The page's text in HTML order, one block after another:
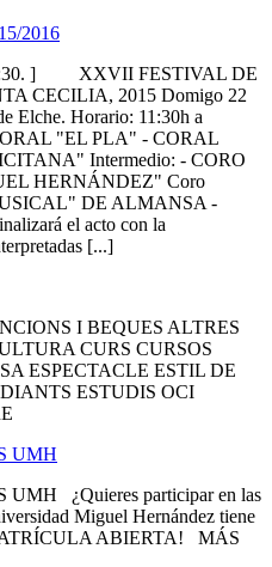
2016
] XXVII FESTIVAL DE
CECILIA, 2015 Domigo 22
Elche. Horario: 11:30h a
"EL PLA" - CORAL
Intermedio: - CORO
HERNÁNDEZ" Coro
DE ALMANSA -
el acto con la
[...]
I BEQUES ALTRES
CURS CURSOS
ESPECTACLE ESTIL DE
ESTUDIS OCI
UMH
¿Quieres participar en las
Miguel Hernández tiene
ABIERTA! MÁS